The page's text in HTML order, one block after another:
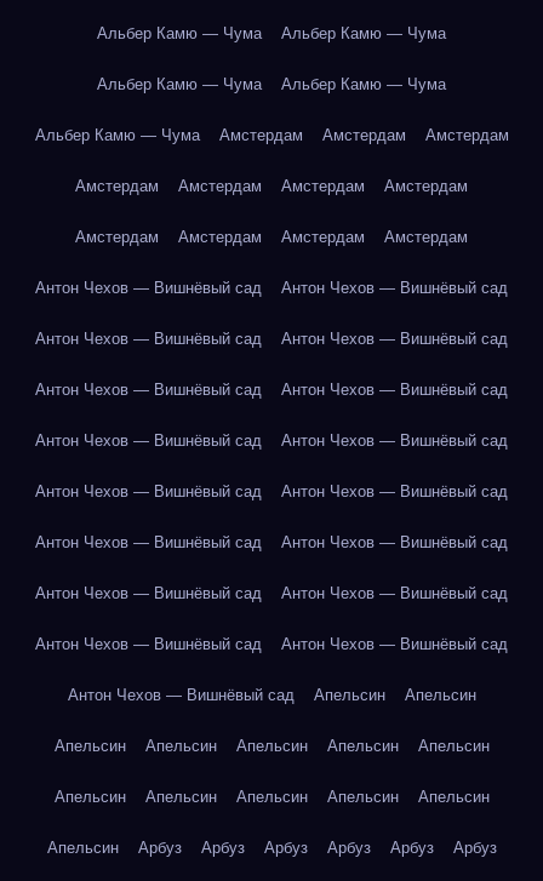
Альбер Камю — Чума Альбер Камю — Чума
Альбер Камю — Чума Альбер Камю — Чума
Альбер Камю — Чума Амстердам Амстердам Амстердам
Амстердам Амстердам Амстердам Амстердам
Амстердам Амстердам Амстердам Амстердам
Антон Чехов — Вишнёвый сад Антон Чехов — Вишнёвый сад
Антон Чехов — Вишнёвый сад Антон Чехов — Вишнёвый сад
Антон Чехов — Вишнёвый сад Антон Чехов — Вишнёвый сад
Антон Чехов — Вишнёвый сад Антон Чехов — Вишнёвый сад
Антон Чехов — Вишнёвый сад Антон Чехов — Вишнёвый сад
Антон Чехов — Вишнёвый сад Антон Чехов — Вишнёвый сад
Антон Чехов — Вишнёвый сад Антон Чехов — Вишнёвый сад
Антон Чехов — Вишнёвый сад Антон Чехов — Вишнёвый сад
Антон Чехов — Вишнёвый сад Апельсин Апельсин
Апельсин Апельсин Апельсин Апельсин Апельсин
Апельсин Апельсин Апельсин Апельсин Апельсин
Апельсин Арбуз Арбуз Арбуз Арбуз Арбуз Арбуз